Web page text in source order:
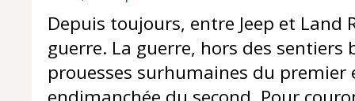
Depuis toujours, entre Jeep et Land
guerre. La guerre, hors des sentiers
prouesses surhumaines du